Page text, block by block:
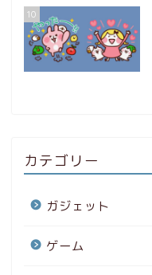
10
カテゴリー
ガジェット
ゲーム